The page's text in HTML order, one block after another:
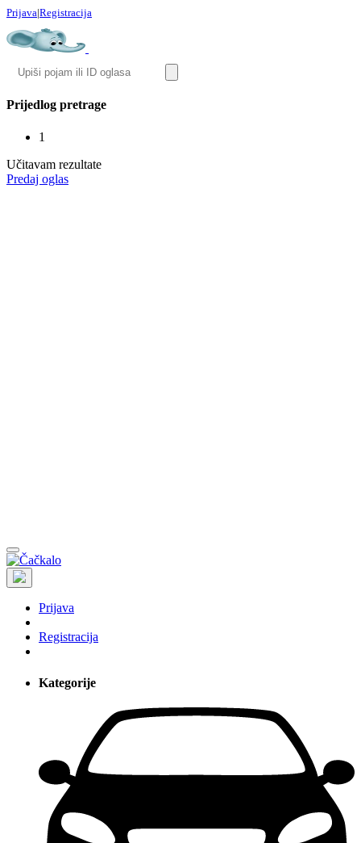
Prijava|Registracija
Prijedlog pretrage
1
Učitavam rezultate
Predaj oglas
Prijava
Registracija
Kategorije